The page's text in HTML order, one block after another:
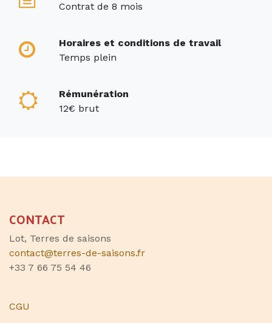
Contrat de 8 mois
Horaires et conditions de travail
Temps plein
Rémunération
12€ brut
CONTACT
Lot, Terres de saisons
contact@terres-de-saisons.fr
+33 7 66 75 54 46
CGU